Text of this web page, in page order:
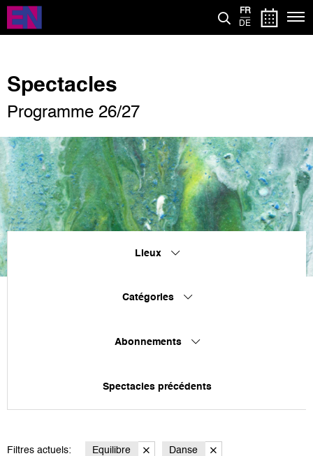
Aller
contenu
FR
DE
Spectacles
Programme 26/27
Lieux
Catégories
Abonnements
Spectacles précédents
Filtres actuels: Equilibre
Danse